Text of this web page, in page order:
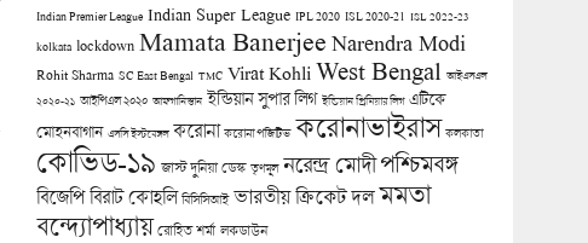
Indian Premier League Indian Super League IPL 2020 ISL 2020-21 ISL 2022-23
kolkata lockdown Mamata Banerjee Narendra Modi
Rohit Sharma SC East Bengal TMC Virat Kohli West Bengal আইএসএল
২০২০-২১ আইপিএল ২০২০ আফগানিস্তান ইন্ডিয়ান সুপার লিগ ইন্ডিয়ান প্রিমিয়ার লিগ এটিকে
মোহনবাগান এসসি ইস্টবেঙ্গল করোনা করোনা পজিটিভ করোনাভাইরাস কলকাতা
কোভিড-১৯ জাস্ট দুনিয়া ডেস্ক তৃণমূল নরেন্দ্র মোদী পশ্চিমবঙ্গ
বিজেপি বিরাট কোহলি বিসিসিআই ভারতীয় ক্রিকেট দল মমতা
বন্দ্যোপাধ্যায় রোহিত শর্মা লকডাউন